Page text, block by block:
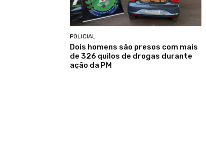
POLICIAL
Dois homens são presos com mais
de 326 quilos de drogas durante
ação da PM